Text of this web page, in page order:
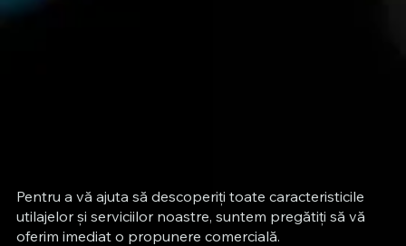
Pentru a vă ajuta să descoperiți toate caracteristicile
utilajelor și serviciilor noastre, suntem pregătiți să vă
oferim imediat o propunere comercială.